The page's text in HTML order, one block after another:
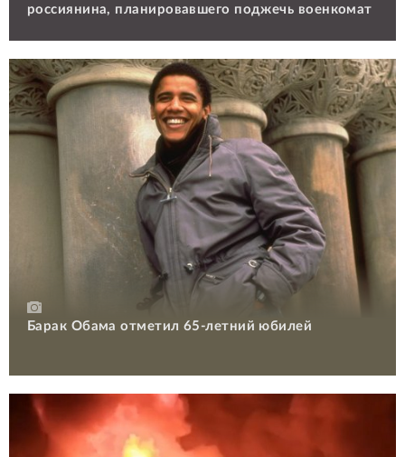
россиянина, планировавшего поджечь военкомат
Барак Обама отметил 65-летний юбилей